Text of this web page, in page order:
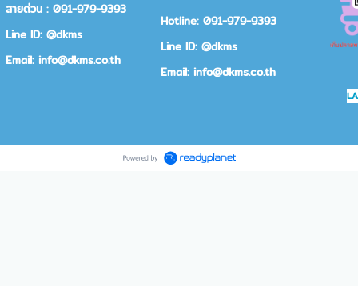
สายด่วน : 091-979-9393
Line ID: @dkms
Email: info@dkms.co.th
Hotline: 091-979-9393
Line ID: @dkms
Email: info@dkms.co.th